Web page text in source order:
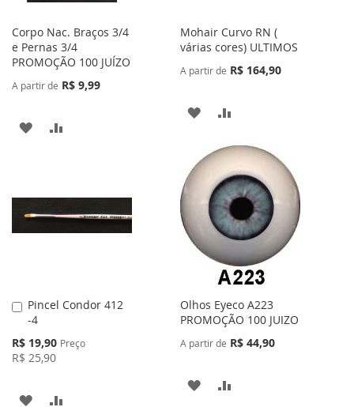
Corpo Nac. Braços 3/4
e Pernas 3/4
PROMOÇÃO 100 JUÍZO
A partir de R$ 9,99
ADICIONAR
DESEJOS
Mohair Curvo RN (
várias cores) ULTIMOS
A partir de R$ 164,90
ADICIONAR
LISTA
DE
DESEJOS
COMPARAR
Pincel Condor 412
-4
Preço
Especial
R$ 19,90 Preço
R$ 25,90
Adicionar
ao
Carrinho
ADICIONAR
Olhos Eyeco A223
PROMOÇÃO 100 JUIZO
A partir de R$ 44,90
ADICIONAR